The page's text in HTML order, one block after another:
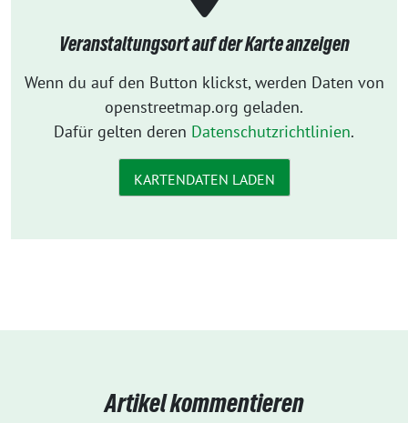
Veranstaltungsort auf der Karte anzeigen
Wenn du auf den Button klickst, werden Daten von
openstreetmap.org geladen.
Dafür gelten deren Datenschutzrichtlinien.
KARTENDATEN LADEN
Artikel kommentieren